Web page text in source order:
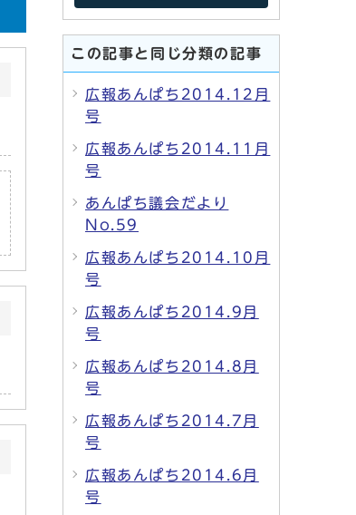
この記事と同じ分類の記事
広報あんぱち2014.12月
号
広報あんぱち2014.11月
号
あんぱち議会だより
No.59
広報あんぱち2014.10月
号
広報あんぱち2014.9月
号
広報あんぱち2014.8月
号
広報あんぱち2014.7月
号
広報あんぱち2014.6月
号